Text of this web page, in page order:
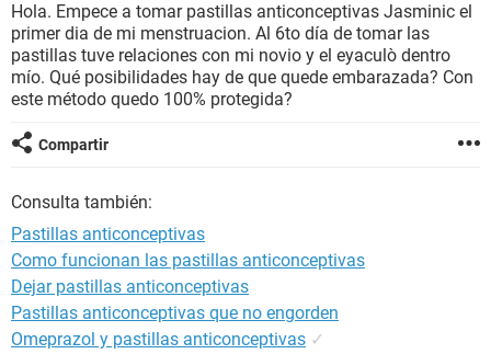
BIENESTAR
SEXUALIDAD
GLOSARIO
Hola. Empece a tomar pastillas anticonceptivas Jasminic el
primer dia de mi menstruacion. Al 6to día de tomar las
pastillas tuve relaciones con mi novio y el eyaculò dentro
mío. Qué posibilidades hay de que quede embarazada? Con
este método quedo 100% protegida?
Compartir
Consulta también:
Pastillas anticonceptivas
Como funcionan las pastillas anticonceptivas
Dejar pastillas anticonceptivas
Pastillas anticonceptivas que no engorden
Omeprazol y pastillas anticonceptivas ✓